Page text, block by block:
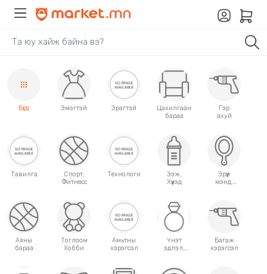
Бүгд Эмэгтэй Эрэгтэй
Цахилгаан
бараа
Гэр
ахуй
Тавилга
Спорт,
Фитнесс
Технологи
Ээж,
Хүүхэд
Эрүүл
мэнд,
Аяны
бараа
Тоглоом
Хобби
Амьтны
хэрэгсэл
Үнэт
эдлэл,
Багаж
хэрэгсэл